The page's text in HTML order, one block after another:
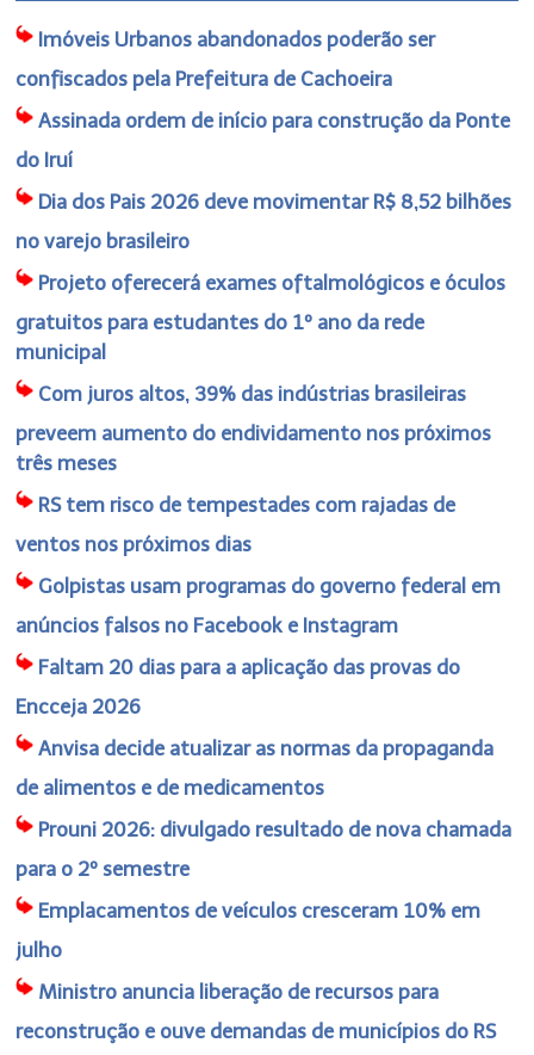
Imóveis Urbanos abandonados poderão ser
confiscados pela Prefeitura de Cachoeira
Assinada ordem de início para construção da Ponte
do Iruí
Dia dos Pais 2026 deve movimentar R$ 8,52 bilhões
no varejo brasileiro
Projeto oferecerá exames oftalmológicos e óculos
gratuitos para estudantes do 1º ano da rede
municipal
Com juros altos, 39% das indústrias brasileiras
preveem aumento do endividamento nos próximos
três meses
RS tem risco de tempestades com rajadas de
ventos nos próximos dias
Golpistas usam programas do governo federal em
anúncios falsos no Facebook e Instagram
Faltam 20 dias para a aplicação das provas do
Encceja 2026
Anvisa decide atualizar as normas da propaganda
de alimentos e de medicamentos
Prouni 2026: divulgado resultado de nova chamada
para o 2º semestre
Emplacamentos de veículos cresceram 10% em
julho
Ministro anuncia liberação de recursos para
reconstrução e ouve demandas de municípios do RS